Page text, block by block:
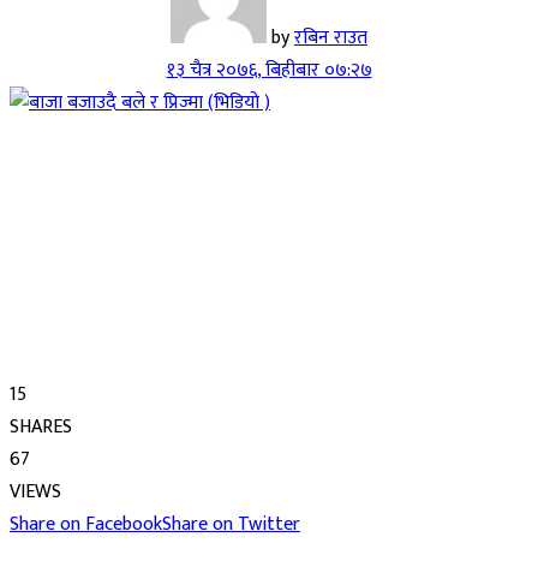
byरबिन राउत
१३ चैत्र २०७६, बिहीबार ०७:२७
15
SHARES
67
VIEWS
Share on FacebookShare on Twitter